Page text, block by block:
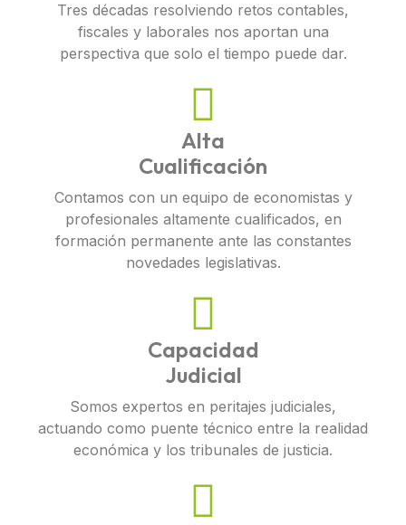
Tres décadas resolviendo retos contables,
fiscales y laborales nos aportan una
perspectiva que solo el tiempo puede dar.
Alta
Cualificación
Contamos con un equipo de economistas y
profesionales altamente cualificados, en
formación permanente ante las constantes
novedades legislativas.
Capacidad
Judicial
Somos expertos en peritajes judiciales,
actuando como puente técnico entre la realidad
económica y los tribunales de justicia.